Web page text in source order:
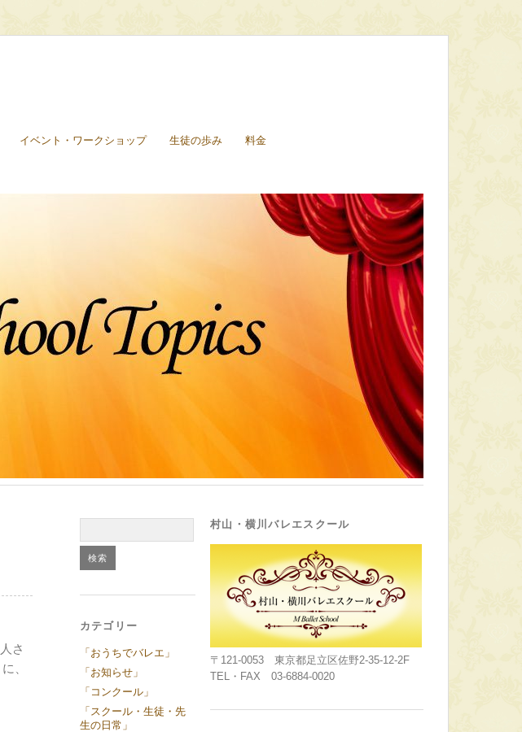
イベント・ワークショップ 生徒の歩み 料金
さ
、
カテゴリー
「おうちでバレエ」
「お知らせ」
「コンクール」
「スクール・生徒・先
生の日常」
村山・横川バレエスクール
〒121-0053 東京都足立区佐野2-35-12-2F
TEL・FAX 03-6884-0020